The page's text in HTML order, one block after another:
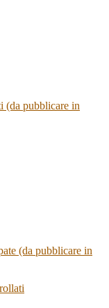
(da pubblicare in
(da pubblicare in